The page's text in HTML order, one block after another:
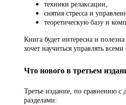
техники релаксации,
снятия стресса и
теоретическую базу и
Книга будет интересна и
хочет научиться управлять
Что нового в третьем
Третье издание, по сравнению
разделами: